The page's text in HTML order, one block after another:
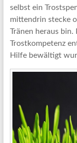
selbst ein
mittendrin stecke
Tränen heraus bin.
Trostkompetenz
Hilfe bewältigt